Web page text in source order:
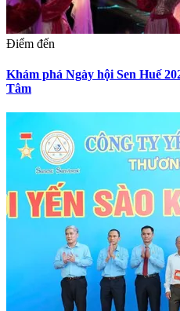
Điểm đến
Khám phá Ngày hội Sen Huế
Tâm